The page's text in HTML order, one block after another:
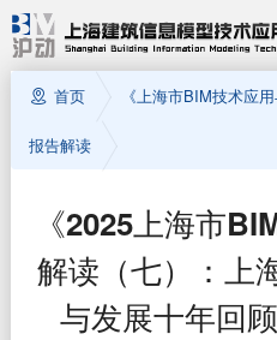
首页 《上海市BIM技术应
报告解读
《2025上海市
解读（七）：上
与发展十年回